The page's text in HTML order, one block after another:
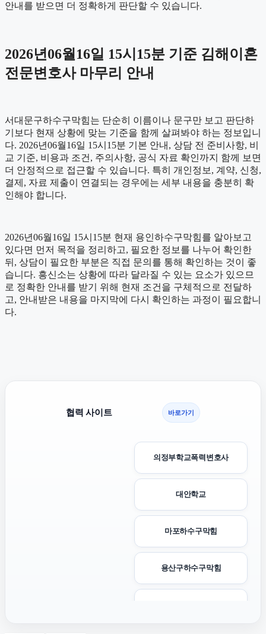
안내를 받으면 더 정확하게 판단할 수 있습니다.
2026년06월16일 15시15분 기준 김해이혼
전문변호사 마무리 안내
서대문구하수구막힘는 단순히 이름이나 문구만 보고 판단하
기보다 현재 상황에 맞는 기준을 함께 살펴봐야 하는 정보입니
다. 2026년06월16일 15시15분 기본 안내, 상담 전 준비사항, 비
교 기준, 비용과 조건, 주의사항, 공식 자료 확인까지 함께 보면
더 안정적으로 접근할 수 있습니다. 특히 개인정보, 계약, 신청,
결제, 자료 제출이 연결되는 경우에는 세부 내용을 충분히 확
인해야 합니다.
2026년06월16일 15시15분 현재 용인하수구막힘를 알아보고
있다면 먼저 목적을 정리하고, 필요한 정보를 나누어 확인한
뒤, 상담이 필요한 부분은 직접 문의를 통해 확인하는 것이 좋
습니다. 흥신소는 상황에 따라 달라질 수 있는 요소가 있으므
로 정확한 안내를 받기 위해 현재 조건을 구체적으로 전달하
고, 안내받은 내용을 마지막에 다시 확인하는 과정이 필요합니
다.
협력 사이트 바로가기
의정부학교폭력변호사
대안학교
마포하수구막힘
용산구하수구막힘